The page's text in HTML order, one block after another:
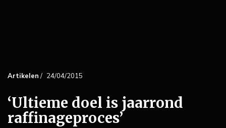
Artikelen / 24/04/2015
‘Ultieme doel is jaarrond
raffinageproces’